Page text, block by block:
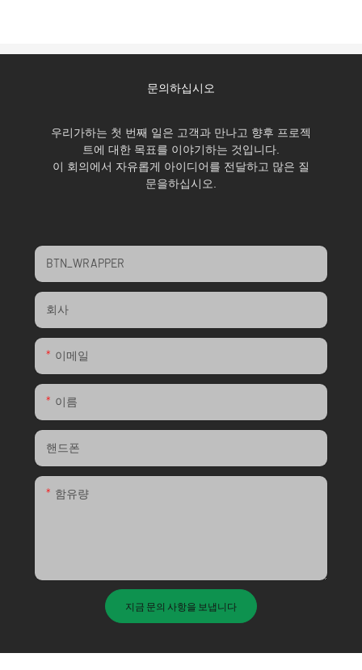
문의하십시오
우리가하는 첫 번째 일은 고객과 만나고 향후 프로젝
트에 대한 목표를 이야기하는 것입니다.
이 회의에서 자유롭게 아이디어를 전달하고 많은 질
문을하십시오.
BTN_WRAPPER
회사
이메일
이름
핸드폰
함유량
지금 문의 사항을 보냅니다